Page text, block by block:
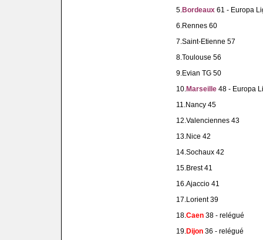
5. Bordeaux61 - Europa
6.Rennes 60
7.Saint-Etienne 57
8.Toulouse 56
9.Evian TG 50
10. Marseille48 - Europa
11.Nancy 45
12.Valenciennes 43
13.Nice 42
14.Sochaux 42
15.Brest 41
16.Ajaccio 41
17.Lorient 39
18. Caen38 - relégué
19. Dijon36 - relégué